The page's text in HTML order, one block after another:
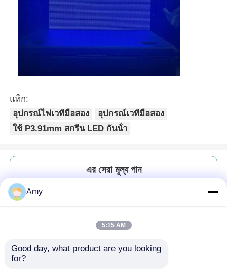
สินค้า
แท็ก:
อุปกรณ์ไฟเวทีมือสอง
อุปกรณ์เวทีมือสอง
ใช้ P3.91mm สกรีน LED กันน้ํา
এর সেরা মূল্য পান
Novastar
Amy
5:15 AM
Good day, what product are you looking
for?